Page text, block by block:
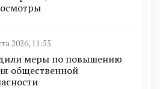
2026, 11:55
меры по повышению
общественной